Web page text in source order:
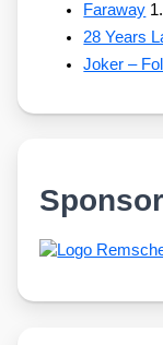
Faraway
28 Years
Joker –
Sponsor